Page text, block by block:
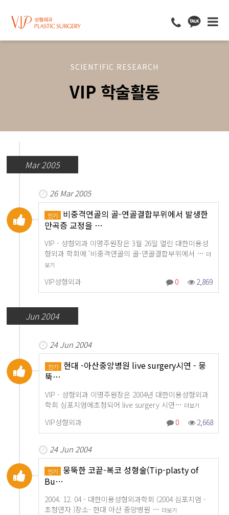
SCIENTIFIC RESEARCH
VIP 학술활동
Mar 2005
26 Mar 2005
인기 비중격연골의 골-연골결합부위에서 발생한
만곡증 교정을 …
VIP - 성형외과 이명주원장은 3월 26일 열린 대한미용성
형외과 학회에 ‘비중격연골의 골-연골결합부위에서 … 더
보기
VIP성형외과 0 2,869
Jun 2004
24 Jun 2004
인기 현대 -아산중앙병원 live surgery시연 - 뭉
뚝…
VIP - 성형외과 이명주원장은 2004년 대한미용성형외과
학회 심포지엄에초청되어 live surgery 시연… 더보기
VIP성형외과 0 2,668
24 Jun 2004
인기 뭉뚝한 코끝-복코 성형술(Tip-plasty of
Bu…
2004. 12. 04 - 대한미용성형외과학회 (2004 심포지엄 -
초청연자 )장소- 현대 아산 중앙병원 … 더보기